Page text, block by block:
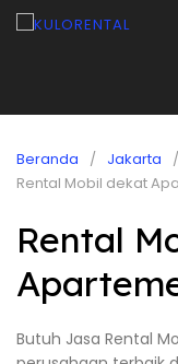
Beranda
Jakarta
Rental Mobil dekat
Rental
Butuh Jasa Rental